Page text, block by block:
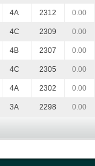
4A 2312 0.00
4C 2309 0.00
4B 2307 0.00
4C 2305 0.00
4A 2302 0.00
3A 2298 0.00